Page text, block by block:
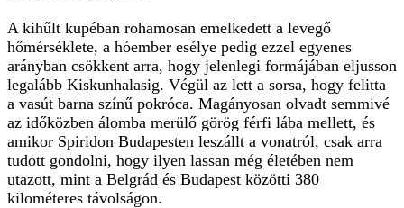
A kihűlt kupéban rohamosan emelkedett a levegő
hőmérséklete, a hóember esélye pedig ezzel egyenes
arányban csökkent arra, hogy jelenlegi formájában eljusson
legalább Kiskunhalasig. Végül az lett a sorsa, hogy felitta
a vasút barna színű pokróca. Magányosan olvadt semmivé
az időközben álomba merülő görög férfi lába mellett, és
amikor Spiridon Budapesten leszállt a vonatról, csak arra
tudott gondolni, hogy ilyen lassan még életében nem
utazott, mint a Belgrád és Budapest közötti 380
kilométeres távolságon.